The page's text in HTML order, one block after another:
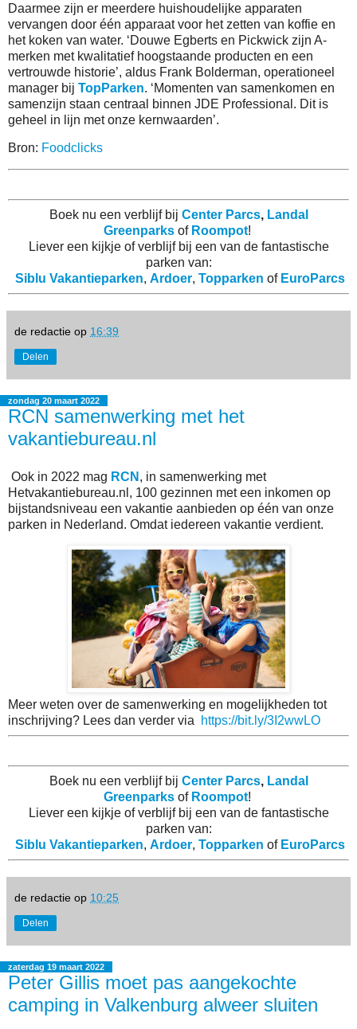
Daarmee zijn er meerdere huishoudelijke apparaten
vervangen door één apparaat voor het zetten van koffie en
het koken van water. ‘Douwe Egberts en Pickwick zijn A-
merken met kwalitatief hoogstaande producten en een
vertrouwde historie’, aldus Frank Bolderman, operationeel
manager bij TopParken. ‘Momenten van samenkomen en
samenzijn staan centraal binnen JDE Professional. Dit is
geheel in lijn met onze kernwaarden’.
Bron: Foodclicks
Boek nu een verblijf bij Center Parcs, Landal
Greenparksof Roompot!
Liever een kijkje of verblijf bij een van de fantastische
parken van:
Siblu Vakantieparken, Ardoer, Topparken of EuroParcs
de redactie op 16:39
Delen
zondag 20 maart 2022
RCN samenwerking met het
vakantiebureau.nl
Ook in 2022 mag RCN , in samenwerking met
Hetvakantiebureau.nl, 100 gezinnen met een inkomen op
bijstandsniveau een vakantie aanbieden op één van onze
parken in Nederland. Omdat iedereen vakantie verdient.
Meer weten over de samenwerking en mogelijkheden tot
inschrijving? Lees dan verder via https://bit.ly/3I2wwLO
Boek nu een verblijf bij Center Parcs, Landal
Greenparksof Roompot!
Liever een kijkje of verblijf bij een van de fantastische
parken van:
Siblu Vakantieparken, Ardoer, Topparken of EuroParcs
de redactie op 10:25
Delen
zaterdag 19 maart 2022
Peter Gillis moet pas aangekochte
camping in Valkenburg alweer sluiten